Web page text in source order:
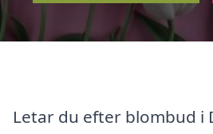
Letar du efter blombud i